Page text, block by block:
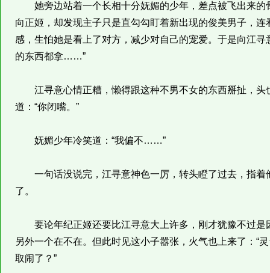
她旁边站着一个长相十分妩媚的少年，差点被飞出来的
向正姬，却发现主子只是直勾勾盯着新出现的俊美男子，
感，生怕她是看上了对方，减少对自己的宠爱。于是向江
的东西都拿……”
江寻意心情正糟，懒得跟这种不男不女的东西掰扯，头
道：“你闭嘴。”
妩媚少年冷笑道：“我偏不……”
一句话没说完，江寻意神色一厉，转头瞪了过去，指着
了。
要论年纪正姬还要比江寻意大上许多，刚才犹豫不过是
另外一个在不在。但此时见这小子嚣张，火气也上来了：“
取闹了？”